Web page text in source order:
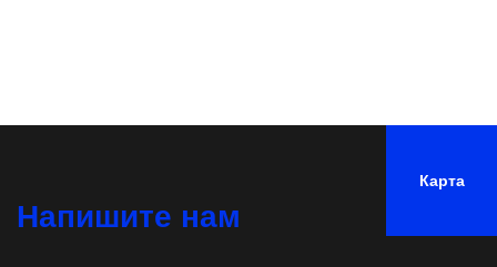
Карта
Напишите нам